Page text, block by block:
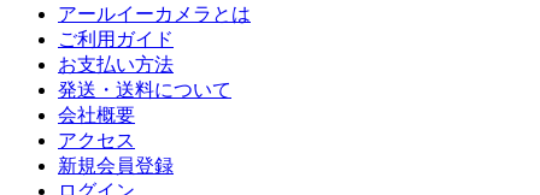
アールイーカメラとは
ご利用ガイド
お支払い方法
発送・送料について
会社概要
アクセス
新規会員登録
ログイン